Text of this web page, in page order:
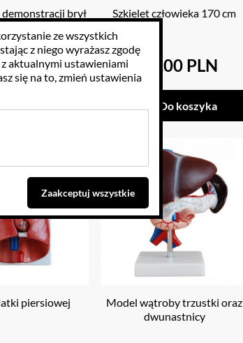
brył
PLN
Szkielet człowieka 170 cm
738.00 PLN
Do koszyka
piersiowej
Model wątroby trzustki oraz
dwunastnicy
ze wszystkich
z niego wyrażasz zgodę
aktualnymi ustawieniami
się na to, zmień ustawienia
Zaakceptuj wszystkie